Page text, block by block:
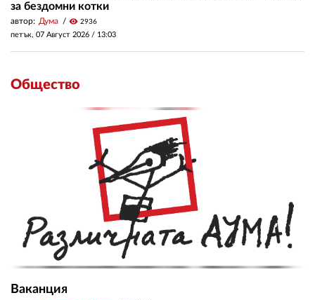
за бездомни котки
автор: Дума visibility 2936
петък, 07 Август 2026 / 13:03
Общество
Ваканция